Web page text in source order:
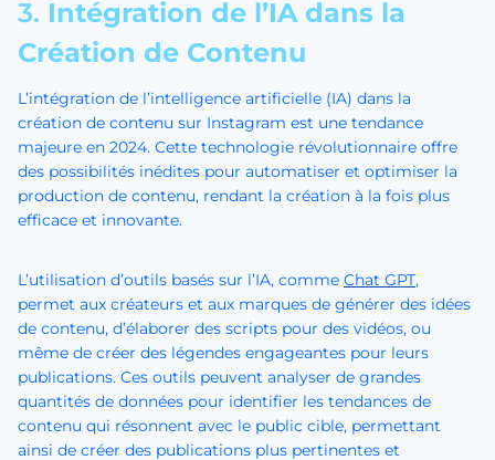
3. Intégration de l’IA dans la
Création de Contenu
L’intégration de l’intelligence artificielle (IA) dans la
création de contenu sur Instagram est une tendance
majeure en 2024. Cette technologie révolutionnaire offre
des possibilités inédites pour automatiser et optimiser la
production de contenu, rendant la création à la fois plus
efficace et innovante.
L’utilisation d’outils basés sur l’IA, comme Chat GPT,
permet aux créateurs et aux marques de générer des idées
de contenu, d’élaborer des scripts pour des vidéos, ou
même de créer des légendes engageantes pour leurs
publications. Ces outils peuvent analyser de grandes
quantités de données pour identifier les tendances de
contenu qui résonnent avec le public cible, permettant
ainsi de créer des publications plus pertinentes et